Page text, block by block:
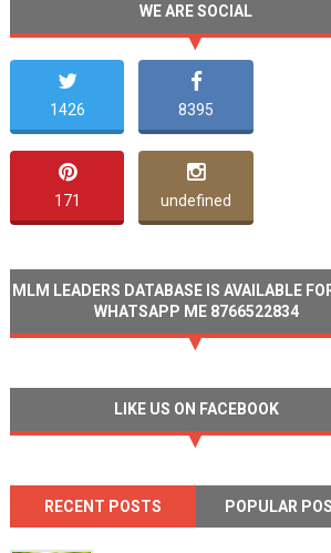
WE ARE SOCIAL
1426 8395
171 undefined
MLM LEADERS DATABASE IS AVAILABLE
WHATSAPP ME 8766522834
LIKE US ON FACEBOOK
RECENT POSTS POPULAR